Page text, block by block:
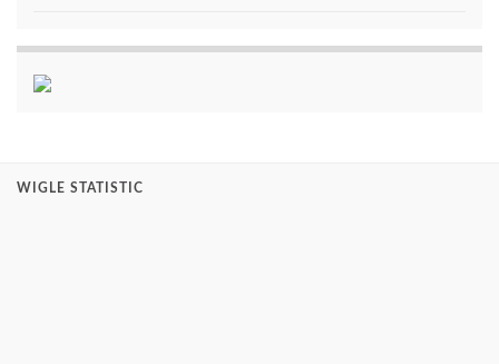
WIGLE STATISTIC